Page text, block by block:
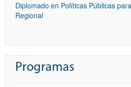
Diplomado en Políticas Públicas
Regional
Programas